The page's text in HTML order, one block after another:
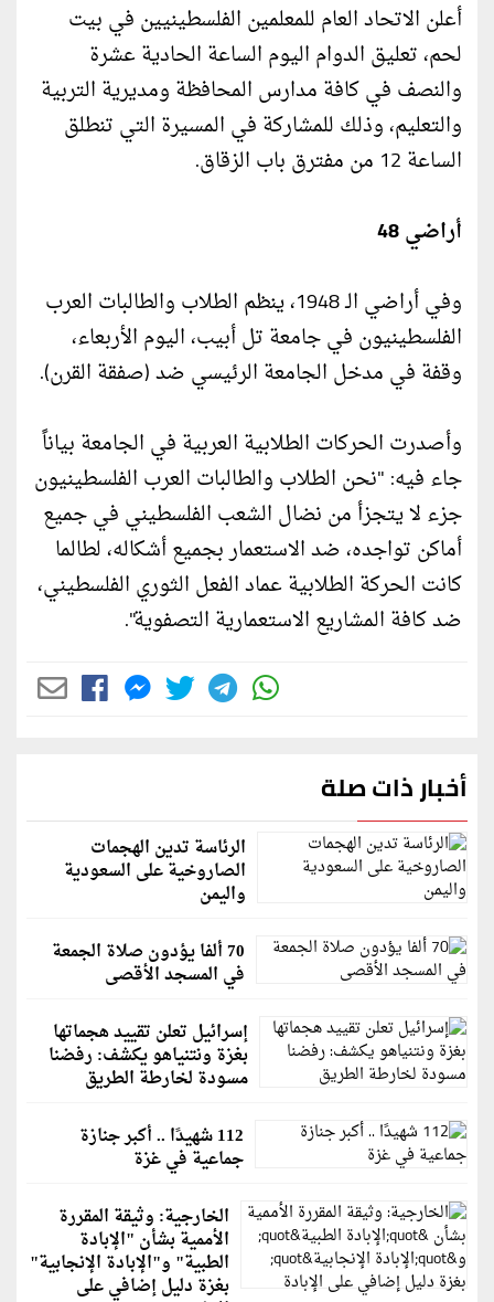
أعلن الاتحاد العام للمعلمين الفلسطينيين في بيت
لحم، تعليق الدوام اليوم الساعة الحادية عشرة
والنصف في كافة مدارس المحافظة ومديرية التربية
والتعليم، وذلك للمشاركة في المسيرة التي تنطلق
الساعة 12 من مفترق باب الزقاق.
أراضي 48
وفي أراضي الـ 1948، ينظم الطلاب والطالبات العرب
الفلسطينيون في جامعة تل أبيب، اليوم الأربعاء،
وقفة في مدخل الجامعة الرئيسي ضد (صفقة القرن).
وأصدرت الحركات الطلابية العربية في الجامعة بياناً
جاء فيه: "نحن الطلاب والطالبات العرب الفلسطينيون
جزء لا يتجزأ من نضال الشعب الفلسطيني في جميع
أماكن تواجده، ضد الاستعمار بجميع أشكاله، لطالما
كانت الحركة الطلابية عماد الفعل الثوري الفلسطيني،
ضد كافة المشاريع الاستعمارية التصفوية".
أخبار ذات صلة
الرئاسة تدين الهجمات
الصاروخية على السعودية
واليمن
70 ألفا يؤدون صلاة الجمعة
في المسجد الأقصى
إسرائيل تعلن تقييد هجماتها
بغزة ونتنياهو يكشف: رفضنا
مسودة لخارطة الطريق
112 شهيدًا .. أكبر جنازة
جماعية في غزة
الخارجية: وثيقة المقررة
الأممية بشأن "الإبادة
الطبية" و"الإبادة الإنجابية"
بغزة دليل إضافي على